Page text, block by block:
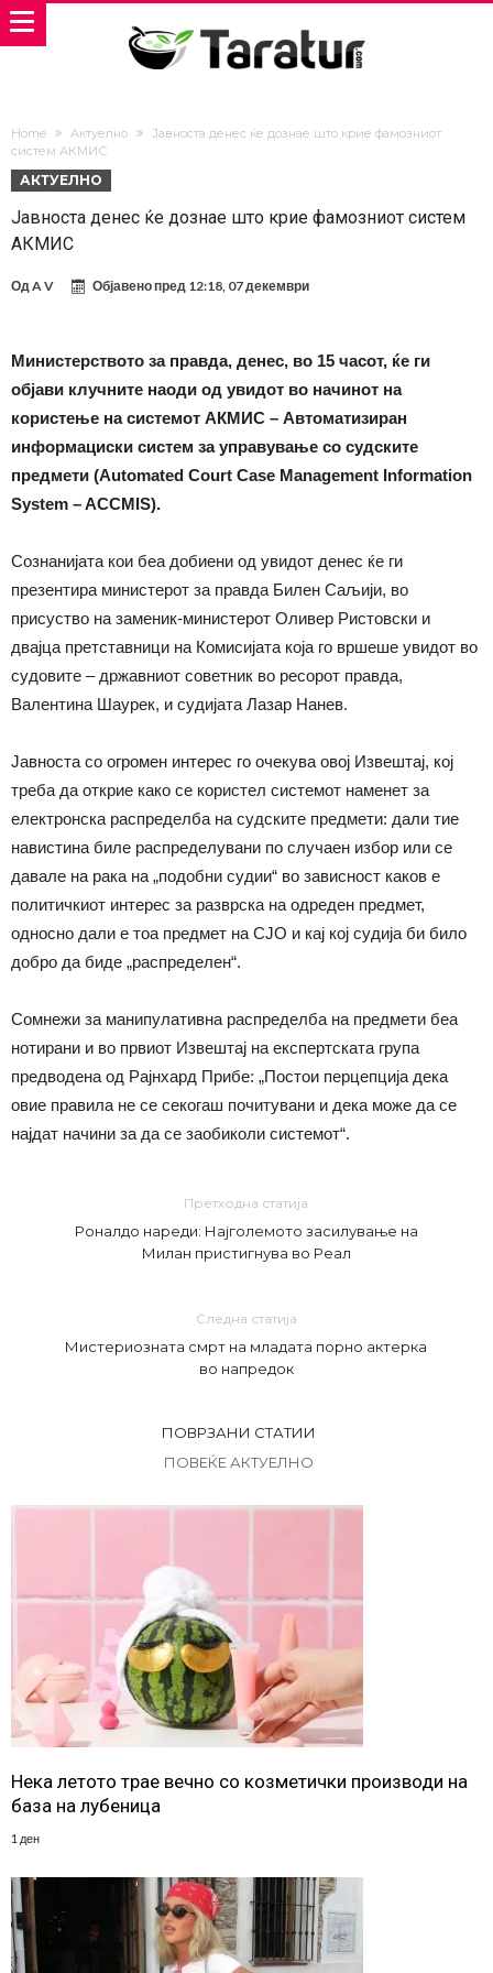
Home Актуелно
Јавноста денес ќе дознае што крие фамозниот
систем АКМИС
АКТУЕЛНО
Јавноста денес ќе дознае што крие фамозниот систем
АКМИС
ОдA V Објавено пред 12:18, 07 декември
Министерството за правда, денес, во 15 часот, ќе ги
објави клучните наоди од увидот во начинот на
користење на системот АКМИС – Автоматизиран
информациски систем за управување со судските
предмети (Automated Court Case Management Information
System – ACCMIS).
Сознанијата кои беа добиени од увидот денес ќе ги
презентира министерот за правда Билен Саљији, во
присуство на заменик-министерот Оливер Ристовски и
двајца претставници на Комисијата која го вршеше увидот во
судовите – државниот советник во ресорот правда,
Валентина Шаурек, и судијата Лазар Нанев.
Јавноста со огромен интерес го очекува овој Извештај, кој
треба да открие како се користел системот наменет за
електронска распределба на судските предмети: дали тие
навистина биле распределувани по случаен избор или се
давале на рака на „подобни судии“ во зависност каков е
политичкиот интерес за разврска на одреден предмет,
односно дали е тоа предмет на СЈО и кај кој судија би било
добро да биде „распределен“.
Сомнежи за манипулативна распределба на предмети беа
нотирани и во првиот Извештај на експертската група
предводена од Рајнхард Прибе: „Постои перцепција дека
овие правила не се секогаш почитувани и дека може да се
најдат начини за да се заобиколи системот“.
Претходна статија
Роналдо нареди: Најголемото засилување на
Милан пристигнува во Реал
Следна статија
Мистериозната смрт на младата порно актерка
во напредок
ПОВРЗАНИ СТАТИИ
ПОВЕЌЕ АКТУЕЛНО
Нека летото трае вечно со козметички производи на
база на лубеница
1 ден